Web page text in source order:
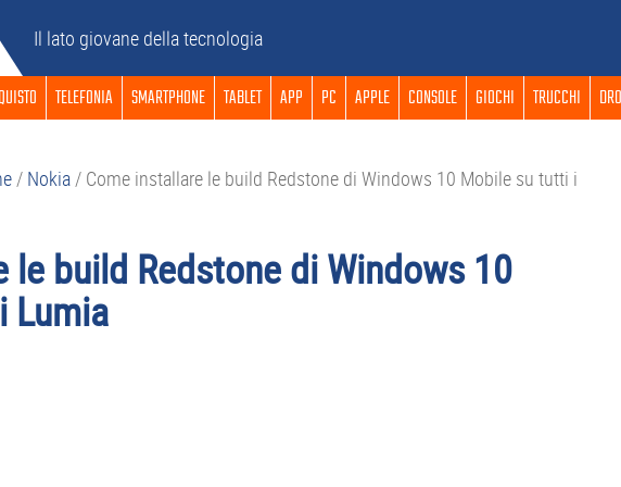
Il lato giovane della tecnologia
TELEFONIA SMARTPHONE TABLET APP PC APPLE CONSOLE GIOCHI TRUCCHI
/ Nokia/ Come installare le build Redstone di Windows 10 Mobile su tutti i
le build Redstone di Windows 10
Lumia